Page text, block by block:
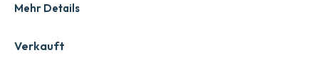
Verkauft
Mehr Details